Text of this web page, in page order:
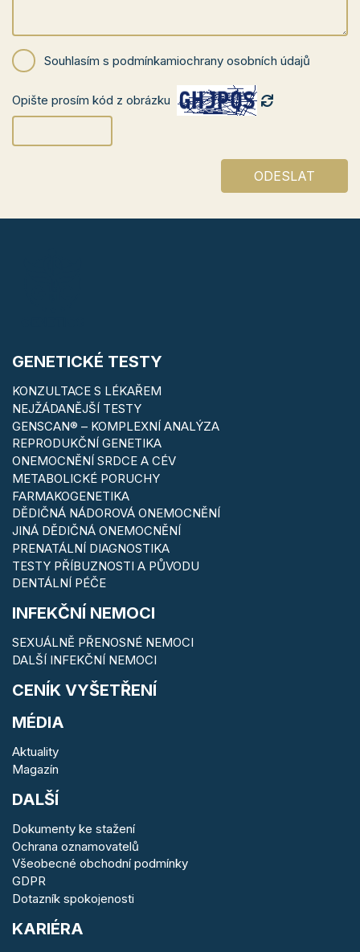
Souhlasím s podmínkamiochrany osobních údajů
Opište prosím kód z obrázku
ODESLAT
GENETICKÉ TESTY
KONZULTACE S LÉKAŘEM
NEJŽÁDANĚJŠÍ TESTY
GENSCAN® – KOMPLEXNÍ ANALÝZA
REPRODUKČNÍ GENETIKA
ONEMOCNĚNÍ SRDCE A CÉV
METABOLICKÉ PORUCHY
FARMAKOGENETIKA
DĚDIČNÁ NÁDOROVÁ ONEMOCNĚNÍ
JINÁ DĚDIČNÁ ONEMOCNĚNÍ
PRENATÁLNÍ DIAGNOSTIKA
TESTY PŘÍBUZNOSTI A PŮVODU
DENTÁLNÍ PÉČE
INFEKČNÍ NEMOCI
SEXUÁLNĚ PŘENOSNÉ NEMOCI
DALŠÍ INFEKČNÍ NEMOCI
CENÍK VYŠETŘENÍ
MÉDIA
Aktuality
Magazín
DALŠÍ
Dokumenty ke stažení
Ochrana oznamovatelů
Všeobecné obchodní podmínky
GDPR
Dotazník spokojenosti
KARIÉRA